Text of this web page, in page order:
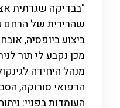
"בבדיקה שגרתית
שהרירית של הרחם
ביצוע ביופסיה,
מכן נקבע לי תור
מנהל היחידה
הרפואי סורוקה,
העומדות בפניי: